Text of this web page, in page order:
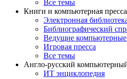
Все темы
Книги и компьютерная пресса
Электронная
Библиографический
Ведущие компьютерные
Игровая пресса
Все темы
Англо-русский
ИТ энциклопедия